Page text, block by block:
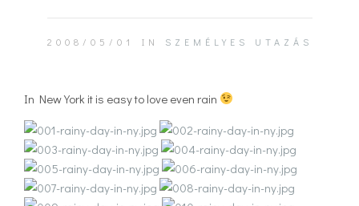
2008/05/01 IN SZEMÉLYES UTAZÁS
In New York it is easy to love even rain